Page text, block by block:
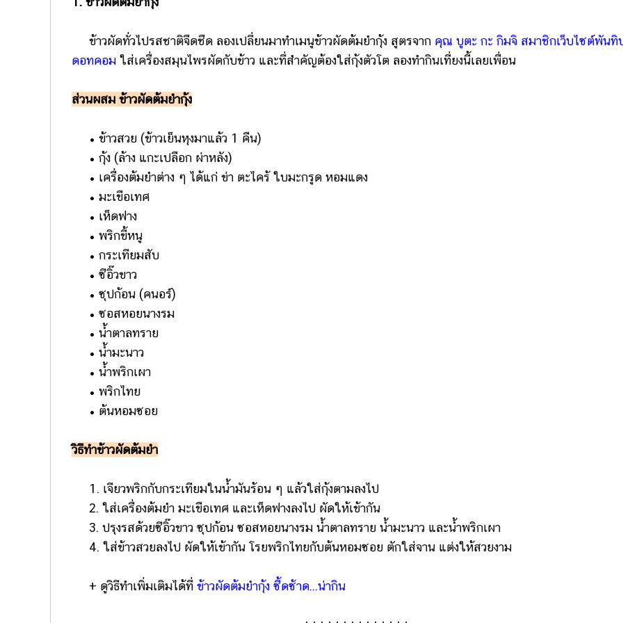
ข้าวผัดทั่วไปรสชาติจืดชืด ลองเปลี่ยนมาทำเมนูข้าวผัดต้มยำกุ้ง สูตรจาก คุณ บูตะ กะ กิมจิ สมาชิกเว็บไซต์พันทิ
ดอทคอม ใส่เครื่องสมุนไพรผัดกับข้าว และที่สำคัญต้องใส่กุ้งตัวโต ลองทำกินเที่ยงนี้เลยเพื่อน
ส่วนผสม ข้าวผัดต้มยำกุ้ง
• ข้าวสวย (ข้าวเย็นหุงมาแล้ว 1 คืน)
• กุ้ง (ล้าง แกะเปลือก ผ่าหลัง)
• เครื่องต้มยำต่าง ๆ ได้แก่ ข่า ตะไคร้ ใบมะกรูด หอมแดง
• มะเขือเทศ
• เห็ดฟาง
• พริกขี้หนู
• กระเทียมสับ
• ซีอิ๊วขาว
• ซุปก้อน (คนอร์)
• ซอสหอยนางรม
• น้ำตาลทราย
• น้ำมะนาว
• น้ำพริกเผา
• พริกไทย
• ต้นหอมซอย
วิธีทำข้าวผัดต้มยำ
1. เจียวพริกกับกระเทียมในน้ำมันร้อน ๆ แล้วใส่กุ้งตามลงไป
2. ใส่เครื่องต้มยำ มะเขือเทศ และเห็ดฟางลงไป ผัดให้เข้ากัน
3. ปรุงรสด้วยซีอิ๊วขาว ซุปก้อน ซอสหอยนางรม น้ำตาลทราย น้ำมะนาว และน้ำพริกเผา
4. ใส่ข้าวสวยลงไป ผัดให้เข้ากัน โรยพริกไทยกับต้นหอมซอย ตักใส่จาน แต่งให้สวยงาม
+ ดูวิธีทำเพิ่มเติมได้ที่ ข้าวผัดต้มยำกุ้ง ซี้ดซ้าด...น่ากิน